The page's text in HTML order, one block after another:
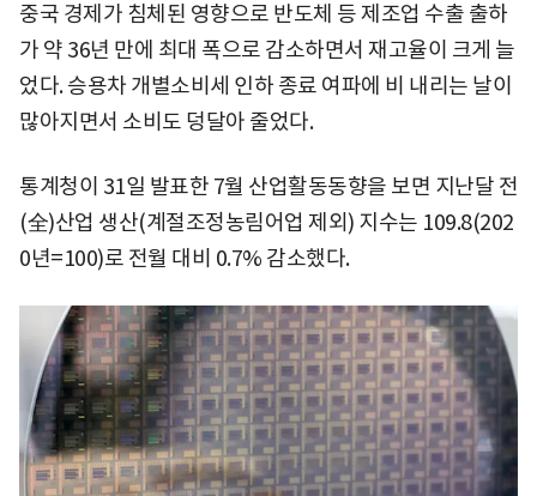
중국 경제가 침체된 영향으로 반도체 등 제조업 수출 출하
가 약 36년 만에 최대 폭으로 감소하면서 재고율이 크게 늘
었다. 승용차 개별소비세 인하 종료 여파에 비 내리는 날이
많아지면서 소비도 덩달아 줄었다.
통계청이 31일 발표한 7월 산업활동동향을 보면 지난달 전
(全)산업 생산(계절조정농림어업 제외) 지수는 109.8(202
0년=100)로 전월 대비 0.7% 감소했다.